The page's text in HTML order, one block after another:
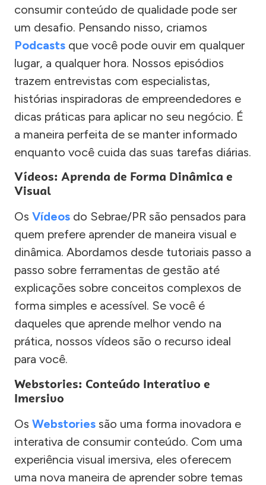
consumir conteúdo de qualidade pode ser
um desafio. Pensando nisso, criamos
Podcasts que você pode ouvir em qualquer
lugar, a qualquer hora. Nossos episódios
trazem entrevistas com especialistas,
histórias inspiradoras de empreendedores e
dicas práticas para aplicar no seu negócio. É
a maneira perfeita de se manter informado
enquanto você cuida das suas tarefas diárias.
Vídeos: Aprenda de Forma Dinâmica e
Visual
Os Vídeos do Sebrae/PR são pensados para
quem prefere aprender de maneira visual e
dinâmica. Abordamos desde tutoriais passo a
passo sobre ferramentas de gestão até
explicações sobre conceitos complexos de
forma simples e acessível. Se você é
daqueles que aprende melhor vendo na
prática, nossos vídeos são o recurso ideal
para você.
Webstories: Conteúdo Interativo e
Imersivo
Os Webstories são uma forma inovadora e
interativa de consumir conteúdo. Com uma
experiência visual imersiva, eles oferecem
uma nova maneira de aprender sobre temas